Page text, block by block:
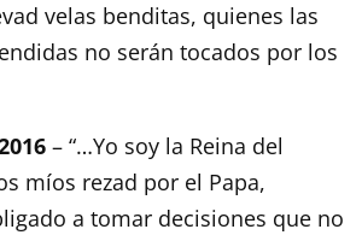
velas benditas, quienes las
no serán tocados por los
– “…Yo soy la Reina del
míos rezad por el Papa,
a tomar decisiones que no